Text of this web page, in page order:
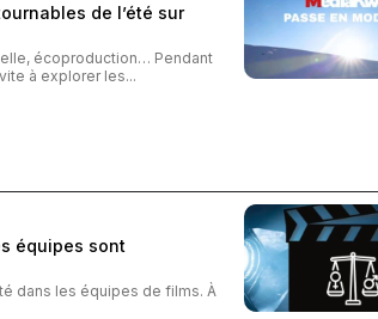
de l’été sur
écoproduction… Pendant
à explorer les...
équipes sont
dans les équipes de films. À